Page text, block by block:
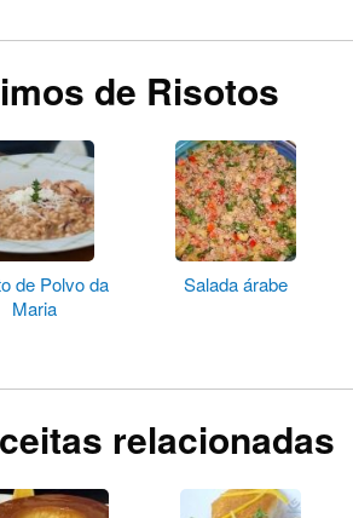
de Risotos
de Polvo da
Maria
Salada árabe
relacionadas